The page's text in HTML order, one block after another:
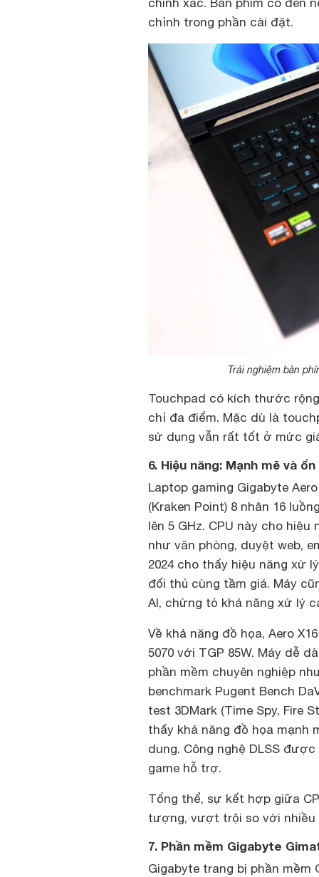
chỉnh trong phần cài đặt.
Trải nghiệm bàn
Touchpad có kích thước
chỉ đa điểm. Mặc dù là
sử dụng vẫn rất tốt ở mức
6. Hiệu năng: Mạnh mẽ và
Laptop gaming Gigabyte
(Kraken Point) 8 nhân 16
lên 5 GHz. CPU này cho
như văn phòng, duyệt web,
2024 cho thấy hiệu năng xử
đối thủ cùng tầm giá. Máy
AI, chứng tỏ khả năng xử lý
Về khả năng đồ họa, Aero
5070 với TGP 85W. Máy dễ
phần mềm chuyên nghiệp
benchmark Pugent Bench
test 3DMark (Time Spy, Fire
thấy khả năng đồ họa mạnh
dung. Công nghệ DLSS
game hỗ trợ.
Tổng thể, sự kết hợp giữa
tượng, vượt trội so với nhiều
7. Phần mềm Gigabyte
Gigabyte trang bị phần